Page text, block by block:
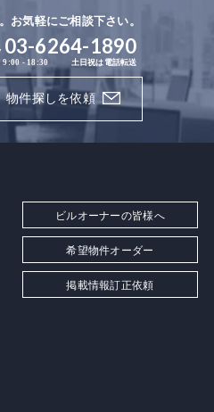
お気軽にご相談下さい。
03-6264-1890
9:00 - 18:30 土日祝は電話転送
物件探しを依頼
ビルオーナーの皆様へ
希望物件オーダー
掲載情報訂正依頼